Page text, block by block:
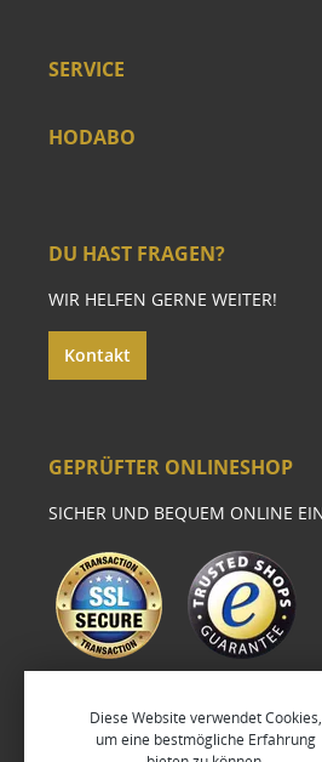
SERVICE
HODABO
DU HAST FRAGEN?
WIR HELFEN GERNE WEITER!
Kontakt
GEPRÜFTER ONLINESHOP
SICHER UND BEQUEM ONLINE
Diese Website verwendet Cookies,
um eine bestmögliche Erfahrung